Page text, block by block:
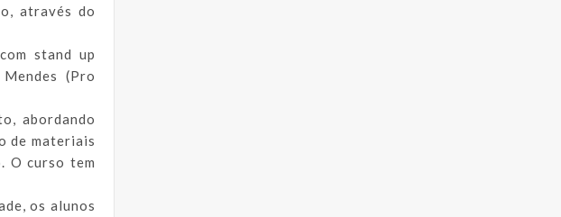
através do
stand up
(Pro
abordando
de materiais
O curso tem
os alunos